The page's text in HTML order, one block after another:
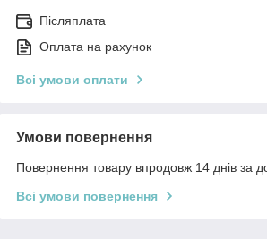
Післяплата
Оплата на рахунок
Всі умови оплати
Умови повернення
Повернення товару впродовж 14 днів за
Всі умови повернення